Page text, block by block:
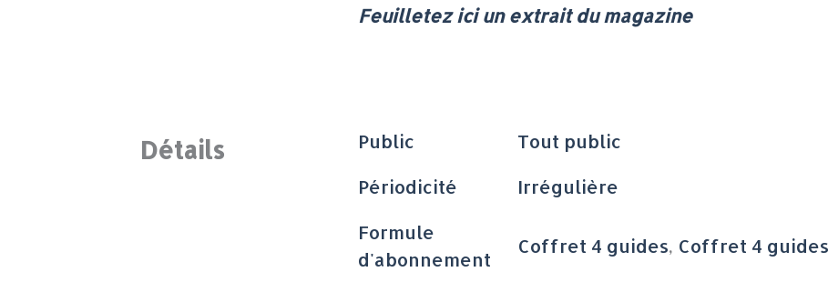
Feuilletez ici un extrait du magazine
Détails Public
Tout public
Périodicité
Irrégulière
Formule
d'abonnement
Coffret 4 guides, Coffret 4 guides